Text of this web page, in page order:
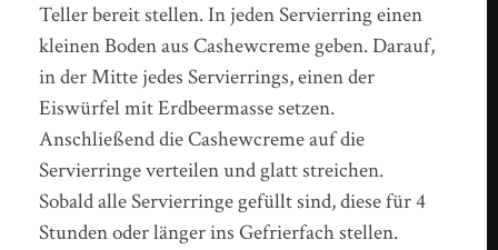
Teller bereit stellen. In jeden Servierring einen
kleinen Boden aus Cashewcreme geben. Darauf,
in der Mitte jedes Servierrings, einen der
Eiswürfel mit Erdbeermasse setzen.
Anschließend die Cashewcreme auf die
Servierringe verteilen und glatt streichen.
Sobald alle Servierringe gefüllt sind, diese für 4
Stunden oder länger ins Gefrierfach stellen.